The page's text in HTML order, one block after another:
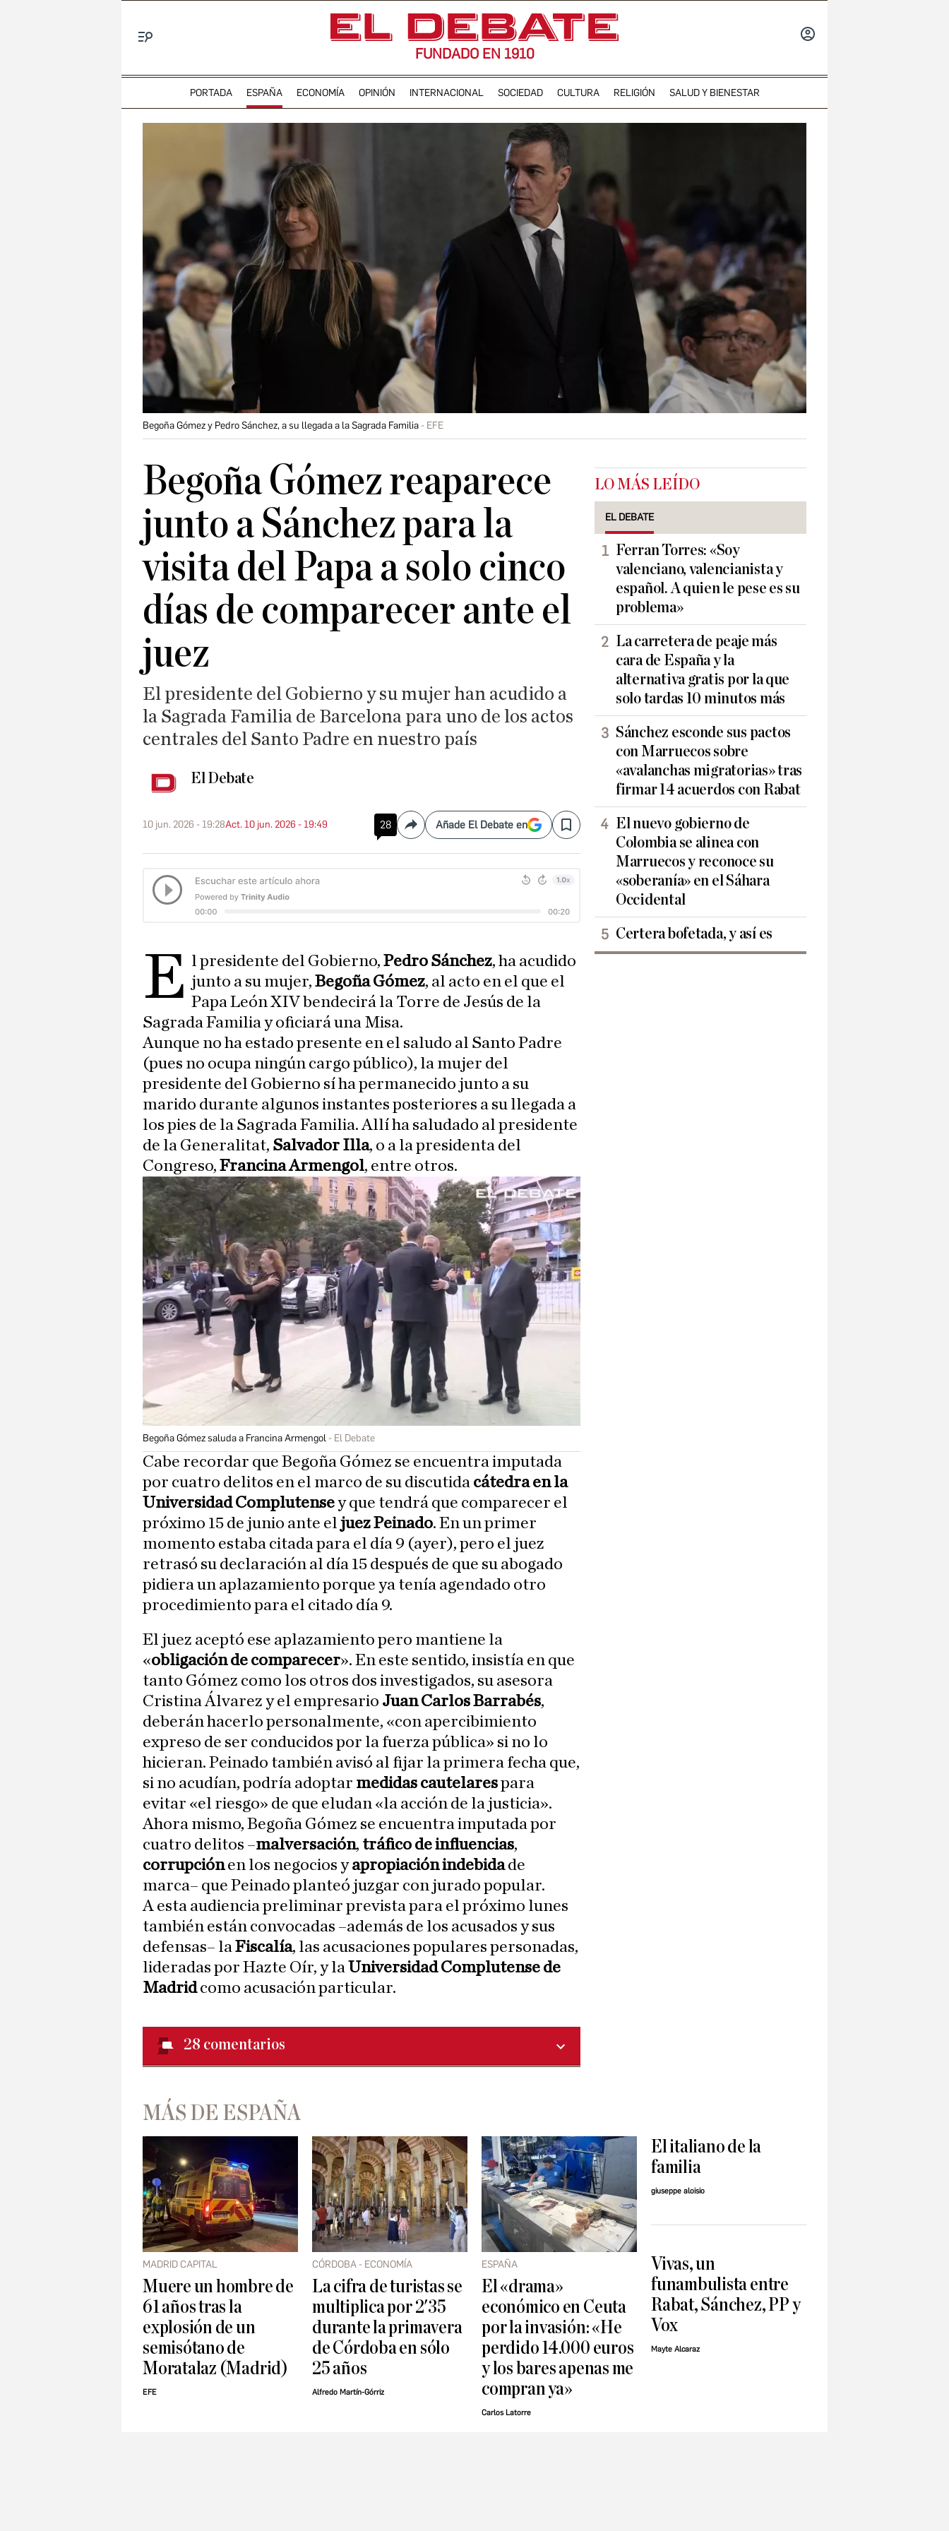
FUNDADO EN 1910
PORTADA ESPAÑA ECONOMÍA OPINIÓN INTERNACIONAL SOCIEDAD CULTURA RELIGIÓN SALUD Y BIENESTAR
Begoña Gómez y Pedro Sánchez, a su llegada a la Sagrada Familia EFE
Begoña Gómez reaparece
junto a Sánchez para la
visita del Papa a solo cinco
días de comparecer ante el
juez
El presidente del Gobierno y su mujer han acudido a
la Sagrada Familia de Barcelona para uno de los actos
centrales del Santo Padre en nuestro país
El Debate
10 jun. 2026 - 19:28Act. 10 jun. 2026 - 19:49 28 CompartirAñade El Debate en Save
E l presidente del Gobierno,Pedro Sánchez, ha acudido
junto a su mujer,Begoña Gómez, al acto en el que el
Papa León XIV bendecirá la Torre de Jesús de la
Sagrada Familia y oficiará una Misa.
Aunque no ha estado presente en el saludo al Santo Padre
(pues no ocupa ningún cargo público), la mujer del
presidente del Gobierno sí ha permanecido junto a su
marido durante algunos instantes posteriores a su llegada a
los pies de la Sagrada Familia. Allí ha saludado al presidente
de la Generalitat, Salvador Illa, o a la presidenta del
Congreso, Francina Armengol, entre otros.
Begoña Gómez saluda a Francina Armengol El Debate
Cabe recordar que Begoña Gómez se encuentra imputada
por cuatro delitos en el marco de su discutida cátedra en la
Universidad Complutensey que tendrá que comparecer el
próximo 15 de junio ante el juez Peinado. En un primer
momento estaba citada para el día 9 (ayer), pero el juez
retrasó su declaración al día 15 después de que su abogado
pidiera un aplazamiento porque ya tenía agendado otro
procedimiento para el citado día 9.
El juez aceptó ese aplazamiento pero mantiene la
«obligación de comparecer». En este sentido, insistía en que
tanto Gómez como los otros dos investigados, su asesora
Cristina Álvarez y el empresario Juan Carlos Barrabés,
deberán hacerlo personalmente, «con apercibimiento
expreso de ser conducidos por la fuerza pública» si no lo
hicieran. Peinado también avisó al fijar la primera fecha que,
si no acudían, podría adoptar medidas cautelarespara
evitar «el riesgo» de que eludan «la acción de la justicia».
Ahora mismo, Begoña Gómez se encuentra imputada por
cuatro delitos –malversación, tráfico de influencias,
corrupciónen los negocios yapropiación indebidade
marca– que Peinado planteó juzgar con jurado popular.
A esta audiencia preliminar prevista para el próximo lunes
también están convocadas –además de los acusados y sus
defensas– laFiscalía, las acusaciones populares personadas,
lideradas por Hazte Oír, y laUniversidad Complutense de
Madridcomo acusación particular.
28 comentarios
LO MÁS LEÍDO
EL DEBATE
Ferran Torres: «Soy
valenciano, valencianista y
español. A quien le pese es su
problema»
La carretera de peaje más
cara de España y la
alternativa gratis por la que
solo tardas 10 minutos más
Sánchez esconde sus pactos
con Marruecos sobre
«avalanchas migratorias» tras
firmar 14 acuerdos con Rabat
El nuevo gobierno de
Colombia se alinea con
Marruecos y reconoce su
«soberanía» en el Sáhara
Occidental
Certera bofetada, y así es
MÁS DE ESPAÑA
MADRID CAPITAL
Muere un hombre de
61 años tras la
explosión de un
semisótano de
Moratalaz (Madrid)
EFE
CÓRDOBA - ECONOMÍA
La cifra de turistas se
multiplica por 2'35
durante la primavera
de Córdoba en sólo
25 años
Alfredo Martín-Górriz
ESPAÑA
El «drama»
económico en Ceuta
por la invasión: «He
perdido 14.000 euros
y los bares apenas me
compran ya»
Carlos Latorre
El italiano de la
familia
giuseppe aloisio
Vivas, un
funambulista entre
Rabat, Sánchez, PP y
Vox
Mayte Alcaraz